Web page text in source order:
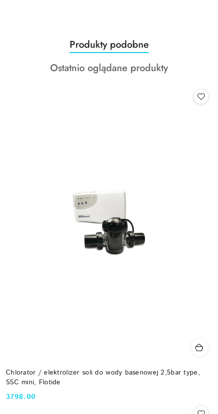
Pomiń karuzelę produktów
Produkty
o
statusie:
Produkty podobne
Produkty
Ostatnio oglądane produkty
Chlorator / elektrolizer soli do wody basenowej 2,5bar type,
SSC mini, Flotide
Cena:
3798.00